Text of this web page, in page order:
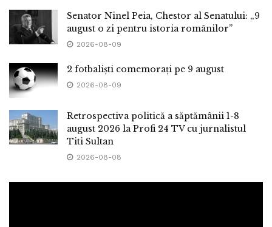
Senator Ninel Peia, Chestor al Senatului: „9
august o zi pentru istoria românilor”
2026-08-09
2 fotbaliști comemorați pe 9 august
2026-08-09
Retrospectiva politică a săptămânii 1-8
august 2026 la Profi 24 TV cu jurnalistul
Titi Sultan
2026-08-08